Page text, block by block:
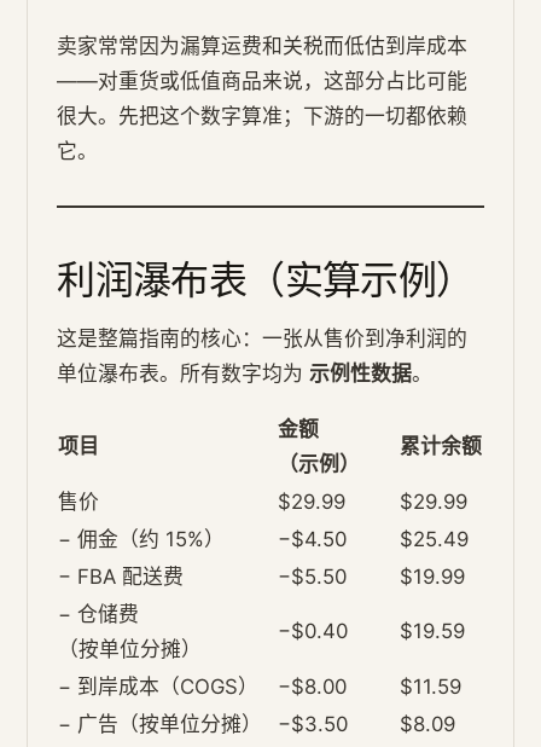
卖家常常因为漏算运费和关税而低估到岸成本
——对重货或低值商品来说，这部分占比可能
很大。先把这个数字算准；下游的一切都依赖
它。
利润瀑布表（实算示例）
这是整篇指南的核心：一张从售价到净利润的
单位瀑布表。所有数字均为 示例性数据。
项目
金额
（示例）
累计余额
售价 $29.99
$29.99
− 佣金（约 15%）
−$4.50
$25.49
− FBA 配送费
−$5.50
$19.99
− 仓储费
（按单位分摊）
−$0.40 $19.59
− 到岸成本（COGS） −$8.00
$11.59
− 广告（按单位分摊）
−$3.50
$8.09